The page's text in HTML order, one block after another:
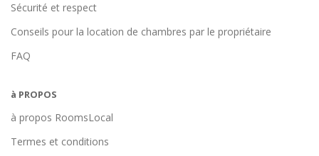
Sécurité et respect
Conseils pour la location de chambres par le propriétaire
FAQ
à PROPOS
à propos RoomsLocal
Termes et conditions